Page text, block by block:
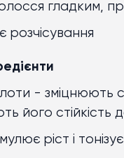
гладким,
розчісування
- зміцнюють
його
ріст і